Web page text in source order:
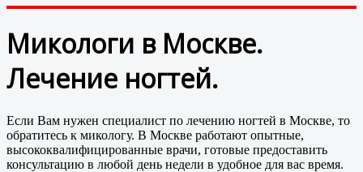
Микологи в Москве.
Лечение ногтей.
Если Вам нужен специалист по лечению ногтей в Москве, то
обратитесь к микологу. В Москве работают опытные,
высококвалифицированные врачи, готовые предоставить
консультацию в любой день недели в удобное для вас время.